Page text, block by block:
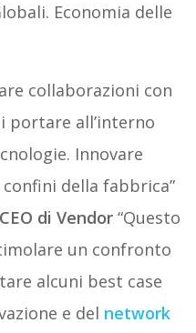
Economia delle
collaborazioni con
portare all’interno
Innovare
della fabbrica”
di Vendor “Questo
un confronto
alcuni best case
e del network